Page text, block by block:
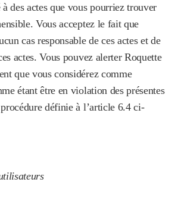
des actes que vous pourriez trouver
Vous acceptez le fait que
cas responsable de ces actes et de
actes. Vous pouvez alerter Roquette
que vous considérez comme
étant être en violation des présentes
définie à l’article 6.4 ci-